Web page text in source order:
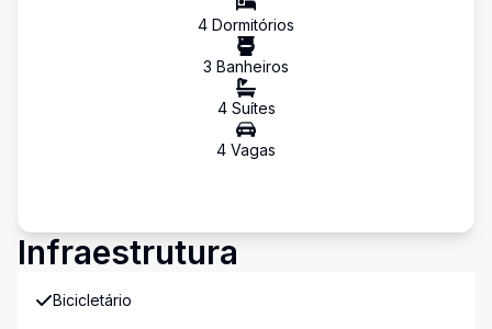
4 Dormitórios
3 Banheiros
4Suítes
4 Vagas
Infraestrutura
Bicicletário